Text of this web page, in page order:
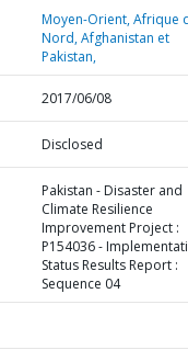
Moyen-Orient, Afrique
Nord, Afghanistan et
Pakistan,
2017/06/08
Disclosed
Pakistan - Disaster and
Climate Resilience
Improvement Project :
P154036 -
Status Results Report :
Sequence 04